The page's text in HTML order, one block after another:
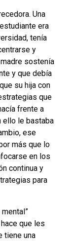
Una
era
tenía
y
sostenía
y que debía
su hija con
que
frente a
ello le bastaba
ese
más que lo
en los
continua y
para
que les
tiene una